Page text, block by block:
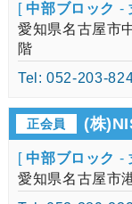
[中部ブロック -
愛知県名古屋市
階
Tel: 052-203-
正会員 (株
[中部ブロック -
愛知県名古屋市